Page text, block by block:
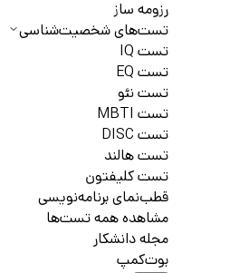
رزومه ساز
تست‌های شخصیت‌شناسی
تست IQ
تست EQ
تست نئو
تست MBTI
تست DISC
تست هالند
تست کلیفتون
قطب‌نمای برنامه‌نویسی
مشاهده همه تست‌ها
مجله دانشکار
بوت‌کمپ